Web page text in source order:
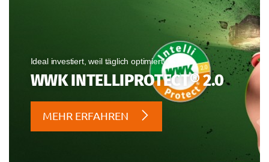
WWK INTELLIPROTECT® 2.0
Ideal investiert, weil täglich optimiert!
MEHR ERFAHREN